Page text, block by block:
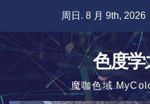
周日. 8 月 9th, 2026
色度学
魔咖色域